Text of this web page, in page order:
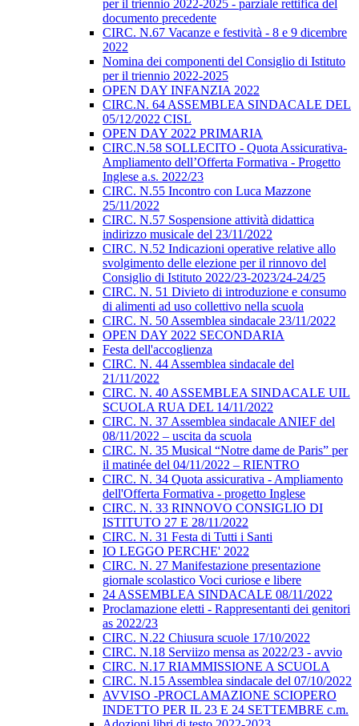
per il triennio 2022-2025 - parziale rettifica del
documento precedente
CIRC. N.67 Vacanze e festività - 8 e 9 dicembre
2022
Nomina dei componenti del Consiglio di Istituto
per il triennio 2022-2025
OPEN DAY INFANZIA 2022
CIRC.N. 64 ASSEMBLEA SINDACALE DEL
05/12/2022 CISL
OPEN DAY 2022 PRIMARIA
CIRC.N.58 SOLLECITO - Quota Assicurativa-
Ampliamento dell’Offerta Formativa - Progetto
Inglese a.s. 2022/23
CIRC. N.55 Incontro con Luca Mazzone
25/11/2022
CIRC. N.57 Sospensione attività didattica
indirizzo musicale del 23/11/2022
CIRC. N.52 Indicazioni operative relative allo
svolgimento delle elezione per il rinnovo del
Consiglio di Istituto 2022/23-2023/24-24/25
CIRC. N. 51 Divieto di introduzione e consumo
di alimenti ad uso collettivo nella scuola
CIRC. N. 50 Assemblea sindacale 23/11/2022
OPEN DAY 2022 SECONDARIA
Festa dell'accoglienza
CIRC. N. 44 Assemblea sindacale del
21/11/2022
CIRC. N. 40 ASSEMBLEA SINDACALE UIL
SCUOLA RUA DEL 14/11/2022
CIRC. N. 37 Assemblea sindacale ANIEF del
08/11/2022 – uscita da scuola
CIRC. N. 35 Musical “Notre dame de Paris” per
il matinée del 04/11/2022 – RIENTRO
CIRC. N. 34 Quota assicurativa - Ampliamento
dell'Offerta Formativa - progetto Inglese
CIRC. N. 33 RINNOVO CONSIGLIO DI
ISTITUTO 27 E 28/11/2022
CIRC. N. 31 Festa di Tutti i Santi
IO LEGGO PERCHE' 2022
CIRC. N. 27 Manifestazione presentazione
giornale scolastico Voci curiose e libere
24 ASSEMBLEA SINDACALE 08/11/2022
Proclamazione eletti - Rappresentanti dei genitori
as 2022/23
CIRC. N.22 Chiusura scuole 17/10/2022
CIRC. N.18 Serviizo mensa as 2022/23 - avvio
CIRC. N.17 RIAMMISSIONE A SCUOLA
CIRC. N.15 Assemblea sindacale del 07/10/2022
AVVISO -PROCLAMAZIONE SCIOPERO
INDETTO PER IL 23 E 24 SETTEMBRE c.m.